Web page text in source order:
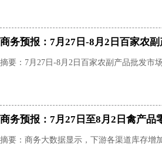
商务预报：7月27日-8月2日百家农
摘要：7月27日-8月2日百家农副产品批发市
商务预报：7月27日至8月2日禽产品
摘要：商务大数据显示，下游各渠道库存增